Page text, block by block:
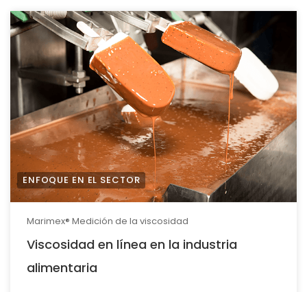
ENFOQUE EN EL SECTOR
Marimex® Medición de la viscosidad
Viscosidad en línea en la industria
alimentaria